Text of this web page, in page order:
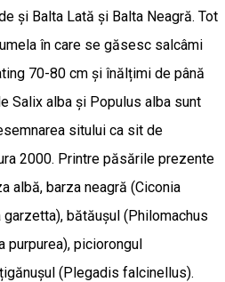
și Balta Lată și Balta Neagră. Tot
în care se găsesc salcâmi
70-80 cm și înălțimi de până
Salix alba și Populus alba sunt
sitului ca sit de
2000. Printre păsările prezente
albă, barza neagră (Ciconia
bătăușul (Philomachus
purpurea), piciorongul
(Plegadis falcinellus).